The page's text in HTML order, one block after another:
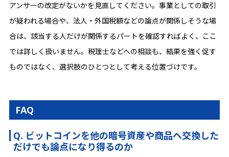
アンサーの改定がないかを見直してください。事業としての取引
が疑われる場合や、法人・外国税額などの論点が関係しそうな場
合は、該当する人だけが関係するパートを確認すればよく、ここ
では詳しく扱いません。税理士などへの相談も、結果を強く促す
ものではなく、選択肢のひとつとして考える位置づけです。
FAQ
Q. ビットコインを他の暗号資産や商品へ交換した
だけでも論点になり得るのか